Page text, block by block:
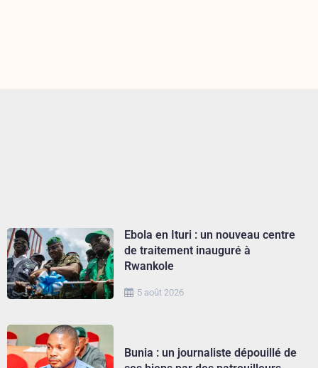
5 août 2026
Ebola en Ituri : un nouveau centre
de traitement inauguré à
Rwankole
Bunia : un journaliste dépouillé de